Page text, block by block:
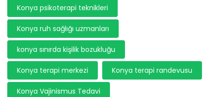
Konya psikoterapi teknikleri
Konya ruh sağlığı uzmanları
konya sınırda kişilik bozukluğu
Konya terapi merkezi Konya terapi randevusu
Konya Vajinismus Tedavi